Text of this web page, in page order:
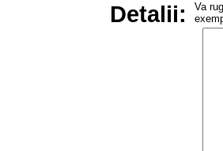
Detalii:
Va